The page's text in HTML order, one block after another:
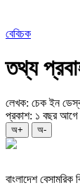
বেবিচক
তথ্য
লেখক: চেক ইন
প্রকাশ: ১ বছর আগে
অ+ অ-
বাংলাদেশ